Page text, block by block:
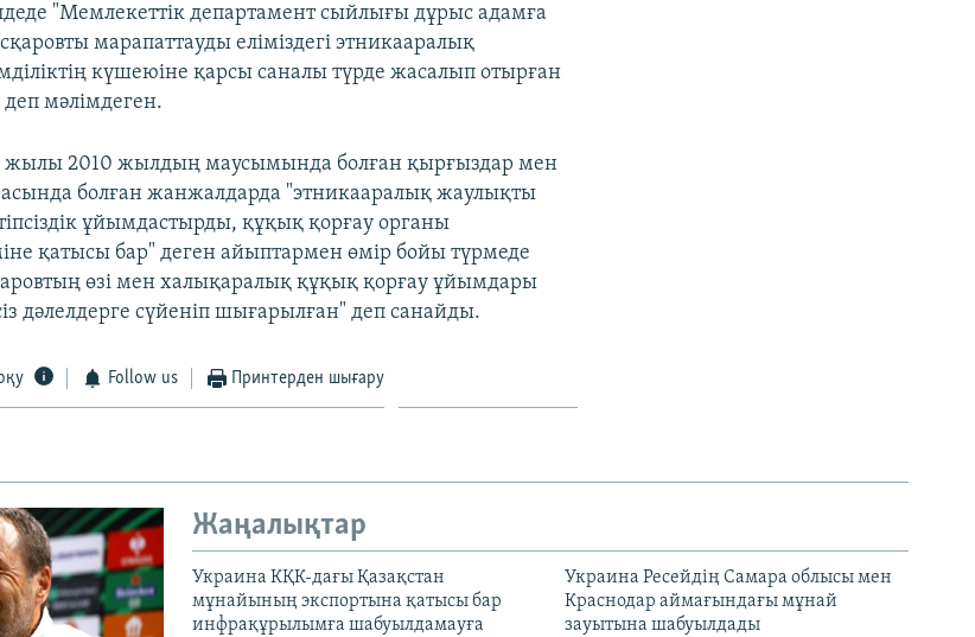
"Мемлекеттік департамент сыйлығы дұрыс адамға
марапаттауды еліміздегі этникааралық
күшеюіне қарсы саналы түрде жасалып отырған
деп мәлімдеген.
жылы 2010 жылдың маусымында болған қырғыздар мен
болған жанжалдарда "этникааралық жаулықты
ұйымдастырды, құқық қорғау органы
қатысы бар" деген айыптармен өмір бойы түрмеде
өзі мен халықаралық құқық қорғау ұйымдары
дәлелдерге сүйеніп шығарылған" деп санайды.
Follow us Принтерден шығару
Жаңалықтар
Украина КҚК-дағы Қазақстан
мұнайының экспортына қатысы бар
инфрақұрылымға шабуылдамауға
Украина Ресейдің Самара облысы мен
Краснодар аймағындағы мұнай
зауытына шабуылдады